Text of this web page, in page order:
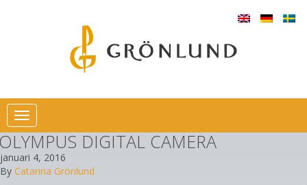
Toggle
navigation
DIGITAL CAMERA
januari 4, 2016
By Catarina Grönlund